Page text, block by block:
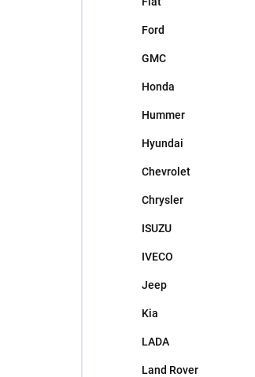
Ford
GMC
Honda
Hummer
Hyundai
Chevrolet
Chrysler
ISUZU
IVECO
Jeep
Kia
LADA
Land Rover